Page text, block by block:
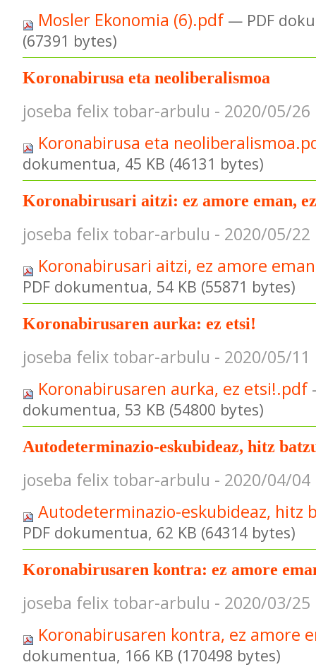
Mosler Ekonomia (6).pdf — PDF
(67391 bytes)
Koronabirusa eta neoliberalismoa
joseba felix tobar-arbulu - 2020/05/26
Koronabirusa eta
dokumentua, 45 KB (46131 bytes)
Koronabirusari aitzi: ez amore eman,
joseba felix tobar-arbulu - 2020/05/22
Koronabirusari aitzi, ez amore
PDF dokumentua, 54 KB (55871 bytes)
Koronabirusaren aurka: ez etsi!
joseba felix tobar-arbulu - 2020/05/11
Koronabirusaren aurka, ez etsi!.pdf
dokumentua, 53 KB (54800 bytes)
Autodeterminazio-eskubideaz, hitz
joseba felix tobar-arbulu - 2020/04/04
Autodeterminazio-eskubideaz, hitz
PDF dokumentua, 62 KB (64314 bytes)
Koronabirusaren kontra: ez amore
joseba felix tobar-arbulu - 2020/03/25
Koronabirusaren kontra, ez amore
dokumentua, 166 KB (170498 bytes)